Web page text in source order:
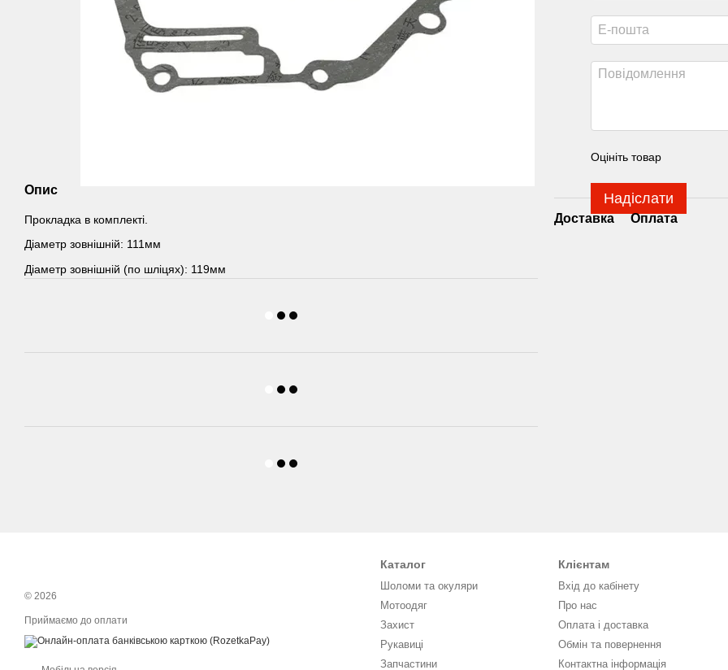
Опис
Прокладка в комплекті.
Діаметр зовнішній: 111мм
Діаметр зовнішній (по шліцях): 119мм
Оцініть товар
Надіслати
Доставка Оплата
© 2026
Приймаємо до оплати
Каталог
Шоломи та окуляри
Мотоодяг
Захист
Рукавиці
Запчастини
Клієнтам
Вхід до кабінету
Про нас
Оплата і доставка
Обмін та повернення
Контактна інформація